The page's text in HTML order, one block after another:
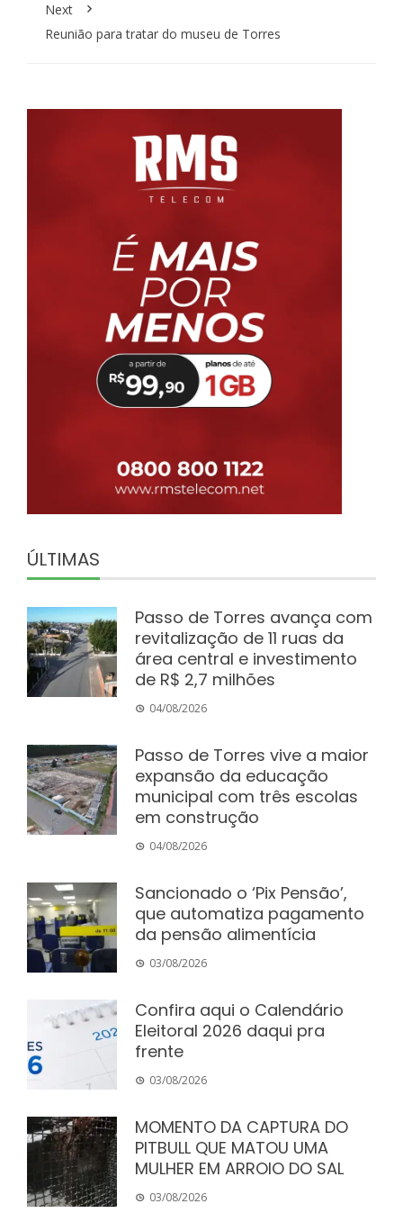
Next
Reunião para tratar do museu de Torres
ÚLTIMAS
Passo de Torres avança com
revitalização de 11 ruas da
área central e investimento
de R$ 2,7 milhões
04/08/2026
Passo de Torres vive a maior
expansão da educação
municipal com três escolas
em construção
04/08/2026
Sancionado o ‘Pix Pensão’,
que automatiza pagamento
da pensão alimentícia
03/08/2026
Confira aqui o Calendário
Eleitoral 2026 daqui pra
frente
03/08/2026
MOMENTO DA CAPTURA DO
PITBULL QUE MATOU UMA
MULHER EM ARROIO DO SAL
03/08/2026